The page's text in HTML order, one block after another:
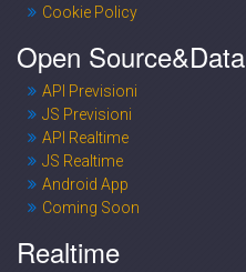
Cookie Policy
Open Source&Data
API Previsioni
JS Previsioni
API Realtime
JS Realtime
Android App
Coming Soon
Realtime